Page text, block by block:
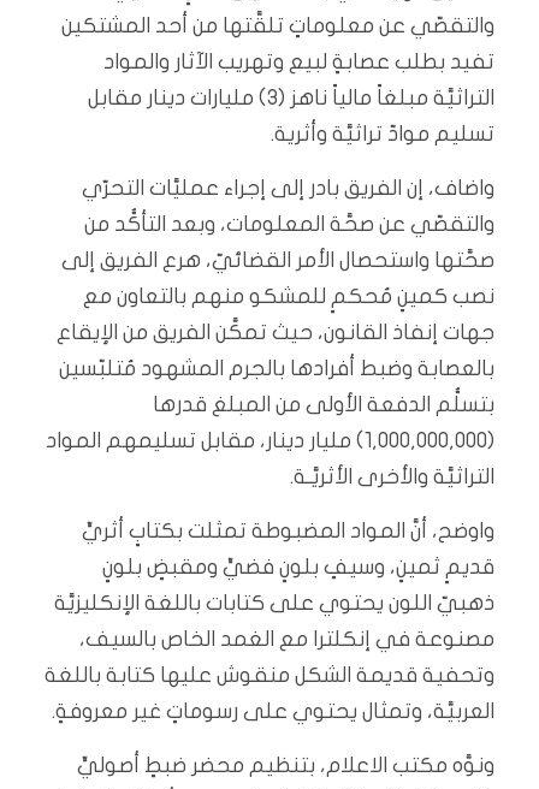
والتقصّي عن معلوماتٍ تلقَّتها من أحد المشتكين
تفيد بطلب عصابةٍ لبيع وتهريب الآثار والمواد
التراثيَّة مبلغاً مالياً ناهز (3) مليارات دينار مقابل
تسليم موادّ تراثيَّة وأثرية.
واضاف، إن الفريق بادر إلى إجراء عمليَّات التحرّي
والتقصّي عن صحَّة المعلومات، وبعد التأكُّد من
صحَّتها واستحصال الأمر القضائيّ، هرع الفريق إلى
نصب كمينٍ مُحكمٍ للمشكو منهم بالتعاون مع
جهات إنفاذ القانون، حيث تمكَّن الفريق من الإيقاع
بالعصابة وضبط أفرادها بالجرم المشهود مُتلبّسين
بتسلُّم الدفعة الأولى من المبلغ قدرها
(1,000,000,000) مليار دينار، مقابل تسليمهم المواد
التراثيَّة والأخرى الأثريَّـة.
واوضح، أنَّ المواد المضبوطة تمثلت بكتابٍ أثريٍّ
قديمٍ ثمينٍ، وسيفٍ بلونٍ فضيٍّ ومقبضٍ بلونٍ
ذهبيّ اللون يحتوي على كتابات باللغة الإنكليزيَّة
مصنوعة في إنكلترا مع الغمد الخاص بالسيف،
وتحفية قديمة الشكل منقوش عليها كتابة باللغة
العربيَّة، وتمثال يحتوي على رسوماتٍ غير معروفةٍ.
ونوَّه مكتب الاعلام، بتنظيم محضر ضبطٍ أصوليٍّ